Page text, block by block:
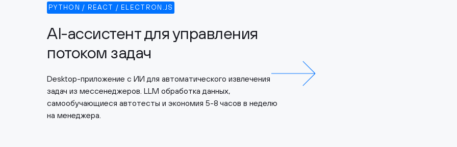
PYTHON / REACT / ELECTRON.JS
AI-ассистент для управления
потоком задач
Desktop-приложение с ИИ для автоматического извлечения
задач из мессенеджеров. LLM обработка данных,
самообучающиеся автотесты и экономия 5-8 часов в неделю
на менеджера.